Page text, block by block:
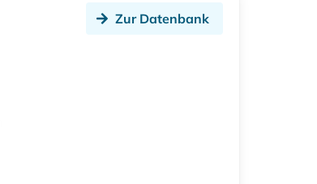
Zur Datenbank